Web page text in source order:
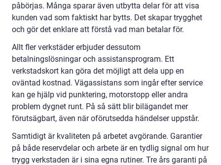
påbörjas. Många sparar även utbytta delar för att visa
kunden vad som faktiskt har bytts. Det skapar trygghet
och gör det enklare att förstå vad man betalar för.
Allt fler verkstäder erbjuder dessutom
betalningslösningar och assistansprogram. Ett
verkstadskort kan göra det möjligt att dela upp en
oväntad kostnad. Vägassistans som ingår efter service
kan ge hjälp vid punktering, motorstopp eller andra
problem dygnet runt. På så sätt blir bilägandet mer
förutsägbart, även när oförutsedda händelser uppstår.
Samtidigt är kvaliteten på arbetet avgörande. Garantier
på både reservdelar och arbete är en tydlig signal om hur
trygg verkstaden är i sina egna rutiner. Tre års garanti på